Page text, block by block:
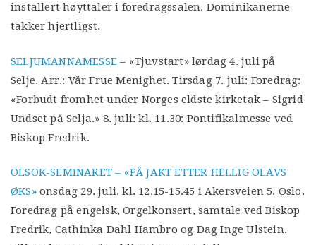
installert høyttaler i foredragssalen. Dominikanerne
takker hjertligst.
SELJUMANNAMESSE – «Tjuvstart» lørdag 4. juli på
Selje. Arr.: Vår Frue Menighet. Tirsdag 7. juli: Foredrag:
«Forbudt fromhet under Norges eldste kirketak – Sigrid
Undset på Selja.» 8. juli: kl. 11.30: Pontifikalmesse ved
Biskop Fredrik.
OLSOK-SEMINARET – «PÅ JAKT ETTER HELLIG OLAVS
ØKS»onsdag 29. juli. kl. 12.15-15.45 i Akersveien 5. Oslo.
Foredrag på engelsk, Orgelkonsert, samtale ved Biskop
Fredrik, Cathinka Dahl Hambro og Dag Inge Ulstein.